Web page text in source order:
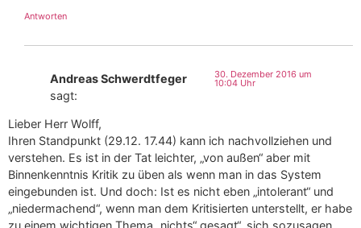
Antworten
Andreas Schwerdtfeger
sagt:
30. Dezember 2016 um
10:04 Uhr
Lieber Herr Wolff,
Ihren Standpunkt (29.12. 17.44) kann ich nachvollziehen und
verstehen. Es ist in der Tat leichter, „von außen“ aber mit
Binnenkenntnis Kritik zu üben als wenn man in das System
eingebunden ist. Und doch: Ist es nicht eben „intolerant“ und
„niedermachend“, wenn man dem Kritisierten unterstellt, er habe
zu einem wichtigen Thema „nichts“ gesagt“, sich sozusagen